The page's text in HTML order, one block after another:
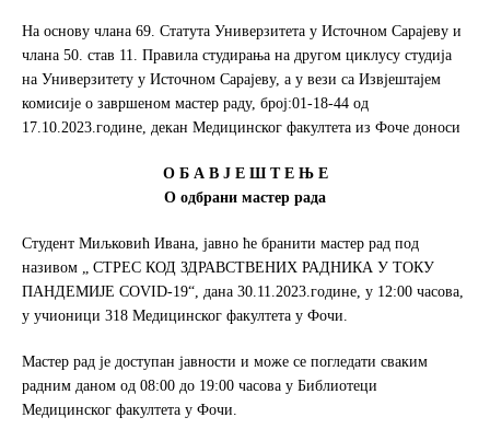
o
o
e
На основу члана 69. Статута Универзитета у Источном Сарајеву и
чланa 50. став 11. Правила студирања на другом циклусу студија
на Универзитету у Источном Сарајеву, а у вези са Извјештајем
комисије о завршеном мастер раду, број:01-18-44 од
17.10.2023.године, декан Медицинског факултета из Фоче доноси
О Б А В Ј Е Ш Т Е Њ Е
О одбрани мастер рада
Студент Миљковић Ивана, јавно ће бранити мастер рад под
називом „ СТРЕС КОД ЗДРАВСТВЕНИХ РАДНИКА У ТОКУ
ПАНДЕМИЈЕ COVID-19“, дана 30.11.2023.године, у 12:00 часова,
у учионици 318 Медицинског факултета у Фочи.
Мастер рад је доступан јавности и може се погледати сваким
радним даном од 08:00 до 19:00 часова у Библиотеци
Медицинског факултета у Фочи.